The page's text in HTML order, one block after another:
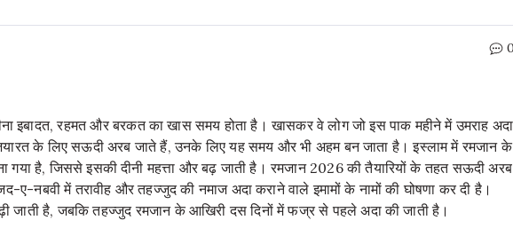
इबादत, रहमत और बरकत का खास समय होता है। खासकर वे लोग जो इस पाक महीने में उमराह अदा
के लिए सऊदी अरब जाते हैं, उनके लिए यह समय और भी अहम बन जाता है। इस्लाम में रमजान के
गया है, जिससे इसकी दीनी महत्ता और बढ़ जाती है। रमजान 2026 की तैयारियों के तहत सऊदी अरब
ए-नबवी में तरावीह और तहज्जुद की नमाज अदा कराने वाले इमामों के नामों की घोषणा कर दी है।
जाती है, जबकि तहज्जुद रमजान के आखिरी दस दिनों में फज्र से पहले अदा की जाती है।